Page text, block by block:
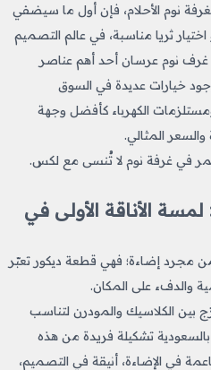
نوم الأحلام، فإن أول ما سيضفي
ثريا مناسبة، في عالم التصميم
ثريات غرف نوم عرسان أحد أهم عناصر
خيارات عديدة في السوق
الكهرباء كأفضل وجهة
والسعر المثالي.
في غرفة نوم لا تُنسى مع لكس.
الأناقة الأولى في
مجرد إضاءة؛ فهي قطعة ديكور تعبّر
والدفء على المكان.
بين الكلاسيك والمودرن لتناسب
تشكيلة فريدة من هذه
في الإضاءة، أنيقة في التصميم،